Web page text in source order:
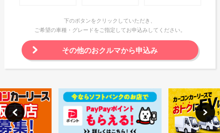
下のボタンをクリックしていただき、
ご希望の車種・グレードをご指定してお申込みしてください。
その他のおクルマから申込み